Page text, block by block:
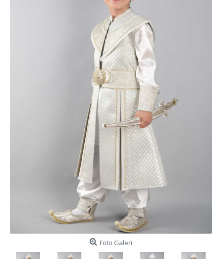
Foto Galeri